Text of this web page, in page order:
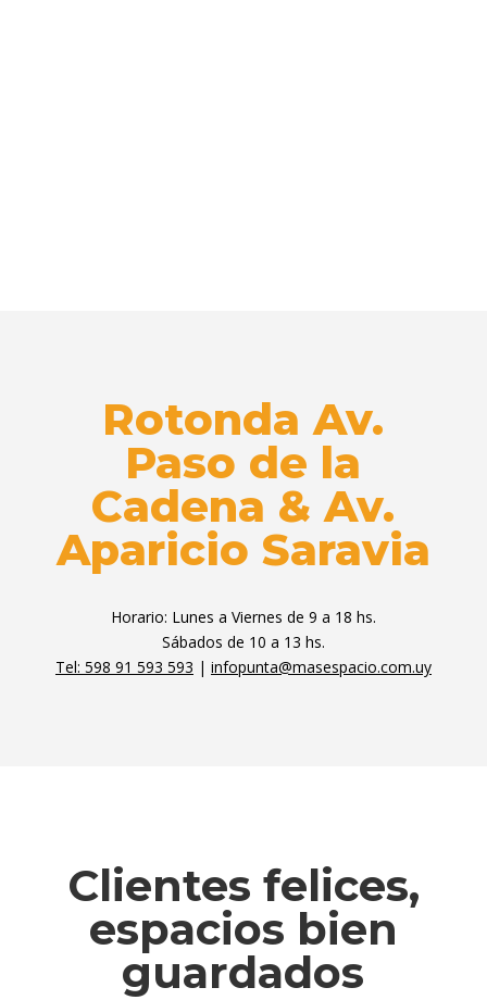
Rotonda Av.
Paso de la
Cadena & Av.
Aparicio Saravia
Horario: Lunes a Viernes de 9 a 18 hs.
Sábados de 10 a 13 hs.
Tel: 598 91 593 593 | infopunta@masespacio.com.uy
Clientes felices,
espacios bien
guardados